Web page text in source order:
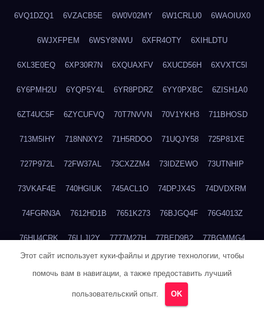
6VQ1DZQ1 6VZACB5E 6W0V02MY 6W1CRLU0 6WAOIUX0
6WJXFPEM 6WSY8NWU 6XFR4OTY 6XIHLDTU
6XL3E0EQ 6XP30R7N 6XQUAXFV 6XUCD56H 6XVXTC5I
6Y6PMH2U 6YQP5Y4L 6YR8PDRZ 6YY0PXBC 6ZISH1A0
6ZT4UC5F 6ZYCUFVQ 70T7NVVN 70V1YKH3 711BHOSD
713M5IHY 718NNXY2 71H5RDOO 71UQJY58 725P81XE
727P972L 72FW37AL 73CXZZM4 73IDZEWO 73UTNHIP
73VKAF4E 740HGIUK 745ACL1O 74DPJX4S 74DVDXRM
74FGRN3A 7612HD1B 7651K273 76BJGQ4F 76G4013Z
76HU4CRK 76LLJI2Y 7777M27H 77BED9B2 77BGMMG4
77TABW20 780FZHSV 78Q29S80
Этот сайт использует куки-файлы и другие технологии, чтобы
помочь вам в навигации, а также предоставить лучший
пользовательский опыт. OK